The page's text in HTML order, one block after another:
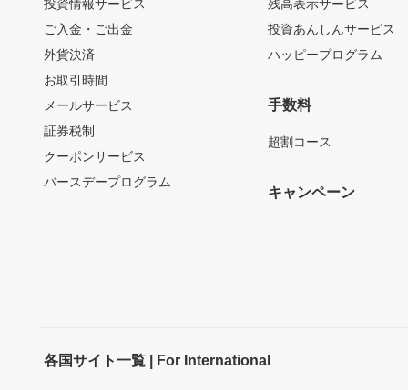
投資情報サービス
ご入金・ご出金
外貨決済
お取引時間
メールサービス
証券税制
クーポンサービス
バースデープログラム
残高表示サービス
投資あんしんサービス
ハッピープログラム
手数料
超割コース
キャンペーン
各国サイト一覧 | For International